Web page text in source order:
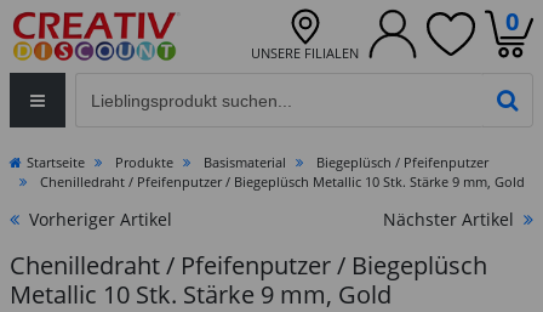
UNSERE FILIALEN
0
Startseite Produkte Basismaterial
Biegeplüsch / Pfeifenputzer
Chenilledraht / Pfeifenputzer / Biegeplüsch Metallic 10 Stk. Stärke 9 mm, Gold
Vorheriger Artikel Nächster Artikel
Chenilledraht / Pfeifenputzer / Biegeplüsch
Metallic 10 Stk. Stärke 9 mm, Gold